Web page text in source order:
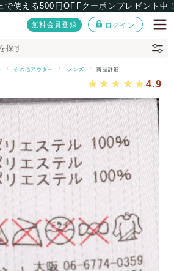
で使える500円OFFクーポンプレゼント中
無料会員登録 ログイン
その他アウター メンズ 商品詳細
4.9